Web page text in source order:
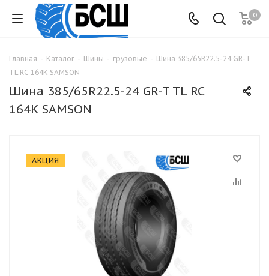
0
Главная - Каталог - Шины - грузовые - Шина 385/65R22.5-24 GR-T
TL RC 164K SAMSON
Шина 385/65R22.5-24 GR-T TL RC
164K SAMSON
АКЦИЯ